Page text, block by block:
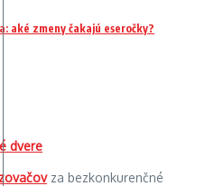
aké zmeny čakajú eseročky?
dvere
za bezkonkurenčné